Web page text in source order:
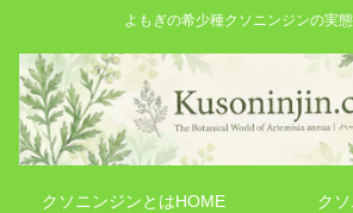
よもぎの希少種クソニンジンの実
クソニンジンとはHOME ク